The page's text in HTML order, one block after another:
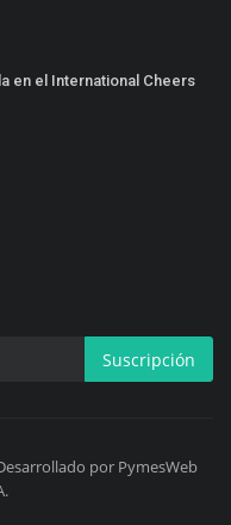
en el International Cheers
Suscripción
por PymesWeb